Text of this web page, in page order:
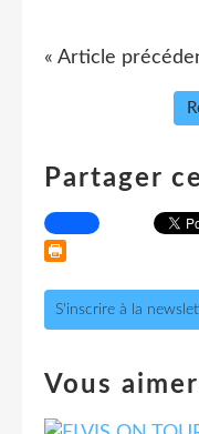
« Article
Partager
S'inscrire à la
Vous